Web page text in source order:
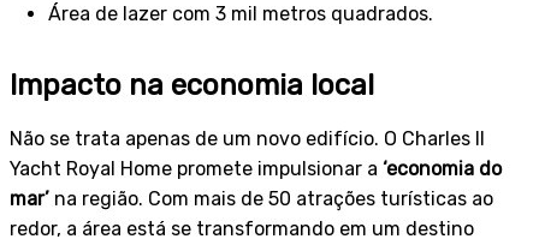
Área de lazer com 3 mil metros quadrados.
Impacto na economia local
Não se trata apenas de um novo edifício. O Charles II
Yacht Royal Home promete impulsionar a ‘economia do
mar’ na região. Com mais de 50 atrações turísticas ao
redor, a área está se transformando em um destino